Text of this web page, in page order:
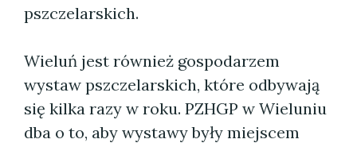
pszczelarskich.
Wieluń jest również gospodarzem
wystaw pszczelarskich, które odbywają
się kilka razy w roku. PZHGP w Wieluniu
dba o to, aby wystawy były miejscem